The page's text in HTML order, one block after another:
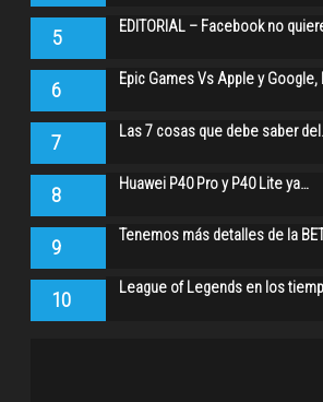
5 EDITORIAL – Facebook no
6 Epic Games Vs Apple y Google,
7 Las 7 cosas que debe saber
8 Huawei P40 Pro y P40 Lite ya…
9 Tenemos más detalles de la
10 League of Legends en los